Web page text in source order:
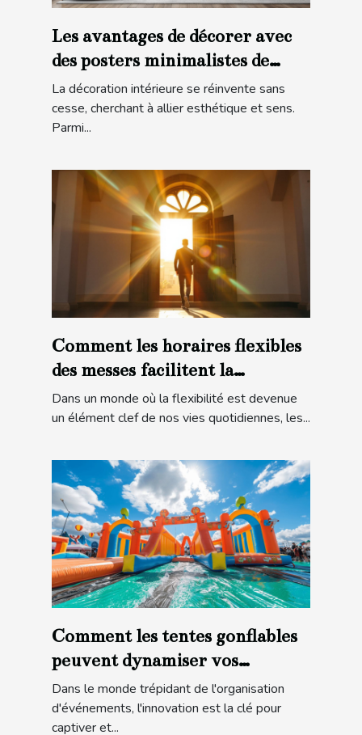
Les avantages de décorer avec
des posters minimalistes de
villes
La décoration intérieure se réinvente sans
cesse, cherchant à allier esthétique et sens.
Parmi...
Comment les horaires flexibles
des messes facilitent la
participation
Dans un monde où la flexibilité est devenue
un élément clef de nos vies quotidiennes, les...
Comment les tentes gonflables
peuvent dynamiser vos
événements
Dans le monde trépidant de l'organisation
d'événements, l'innovation est la clé pour
captiver et...